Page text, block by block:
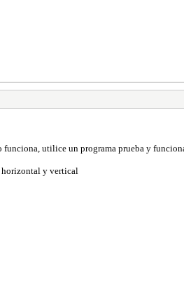
utilice un programa prueba y
horizontal y vertical